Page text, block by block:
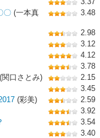
〇 (一本真
3.48
2.98
3.12
4.12
3.78
(関口さとみ)
2.15
3.45
(彩美)
2.59
3.92
3.54
3.40